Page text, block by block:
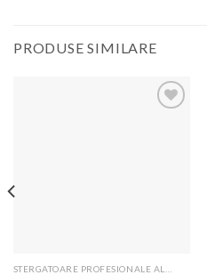
PRODUSE SIMILARE